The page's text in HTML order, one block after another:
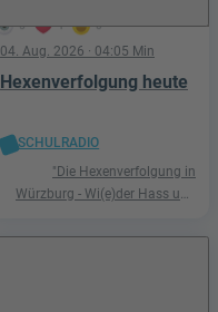
5 1 0
04. Aug. 2026 · 04:05 Min
Hexenverfolgung heute
SCHULRADIO
"Die Hexenverfolgung in
Würzburg - Wi(e)der Hass und